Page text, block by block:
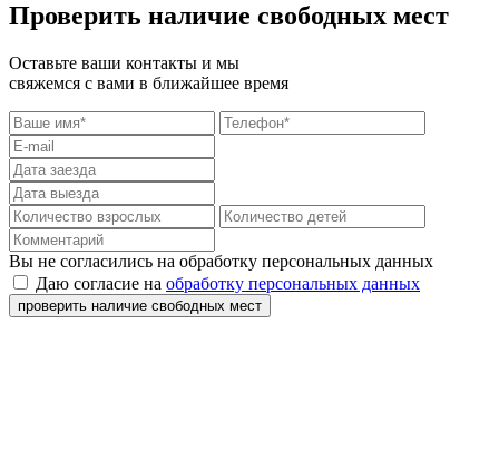
Проверить наличие свободных мест
Оставьте ваши контакты и мы
свяжемся с вами в ближайшее время
Вы не согласились на обработку персональных данных
Даю согласие на обработку персональных данных
проверить наличие свободных мест